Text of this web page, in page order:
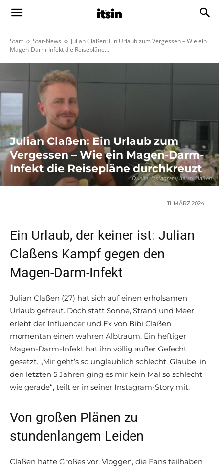
Start Star-News
Julian Claßen: Ein Urlaub zum Vergessen – Wie ein
Magen-Darm-Infekt die Reisepläne...
Quelle: Instagram/Julian Claßen
Julian Claßen: Ein Urlaub zum
Vergessen – Wie ein Magen-Darm-
Infekt die Reisepläne durchkreuzt
11. MÄRZ 2024
Ein Urlaub, der keiner ist: Julian
Claßens Kampf gegen den
Magen-Darm-Infekt
Julian Claßen (27) hat sich auf einen erholsamen
Urlaub gefreut. Doch statt Sonne, Strand und Meer
erlebt der Influencer und Ex von Bibi Claßen
momentan einen wahren Albtraum. Ein heftiger
Magen-Darm-Infekt hat ihn völlig außer Gefecht
gesetzt. „Mir geht’s so unglaublich schlecht. Glaube, in
den letzten 5 Jahren ging es mir kein Mal so schlecht
wie gerade“, teilt er in seiner Instagram-Story mit.
Von großen Plänen zu
stundenlangem Leiden
Claßen hatte Großes vor: Vloggen, die Fans teilhaben